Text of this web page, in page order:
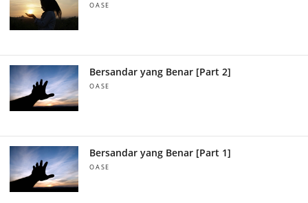
OASE
Bersandar yang Benar [Part 2]
OASE
Bersandar yang Benar [Part 1]
OASE